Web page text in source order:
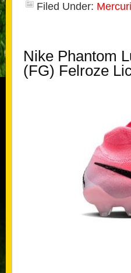
Filed Under:
Nike Phantom
(FG) Felroze